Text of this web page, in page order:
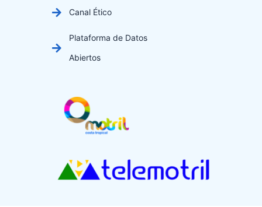
Canal Ético
Plataforma de Datos
Abiertos